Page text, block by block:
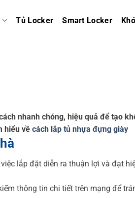
Tủ Locker Smart Locker
nhanh chóng, hiệu quả để tạo
hiểu về cách lắp tủ nhựa đựng giày
lắp đặt diễn ra thuận lợi và đạt
thông tin chi tiết trên mạng để